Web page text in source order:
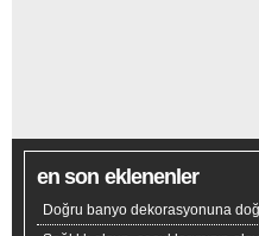
en son eklenenler
Doğru banyo dekorasyonuna